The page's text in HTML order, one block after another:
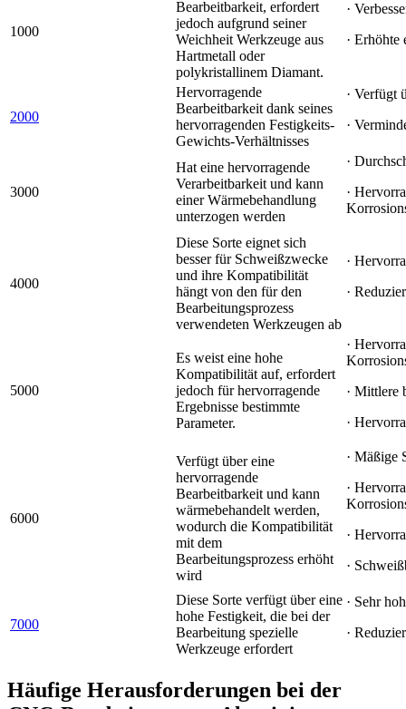
1000
Bearbeitbarkeit, erfordert
jedoch aufgrund seiner
Weichheit Werkzeuge aus
Hartmetall oder
polykristallinem Diamant.
·
·
2000
Hervorragende
Bearbeitbarkeit dank seines
hervorragenden Festigkeits-
Gewichts-Verhältnisses
· Verfügt
·
3000
Hat eine hervorragende
Verarbeitbarkeit und kann
einer Wärmebehandlung
unterzogen werden
·
·
4000
Diese Sorte eignet sich
besser für Schweißzwecke
und ihre Kompatibilität
hängt von den für den
Bearbeitungsprozess
verwendeten Werkzeugen ab
·
·
5000
Es weist eine hohe
Kompatibilität auf, erfordert
jedoch für hervorragende
Ergebnisse bestimmte
Parameter.
·
· Mittlere
·
6000
Verfügt über eine
hervorragende
Bearbeitbarkeit und kann
wärmebehandelt werden,
wodurch die Kompatibilität
mit dem
Bearbeitungsprozess erhöht
wird
· Mäßige
·
·
·
7000
Diese Sorte verfügt über eine
hohe Festigkeit, die bei der
Bearbeitung spezielle
Werkzeuge erfordert
· Sehr
·
Häufige Herausforderungen bei der